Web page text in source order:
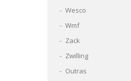
Wesco
Wmf
Zack
Zwilling
Outras